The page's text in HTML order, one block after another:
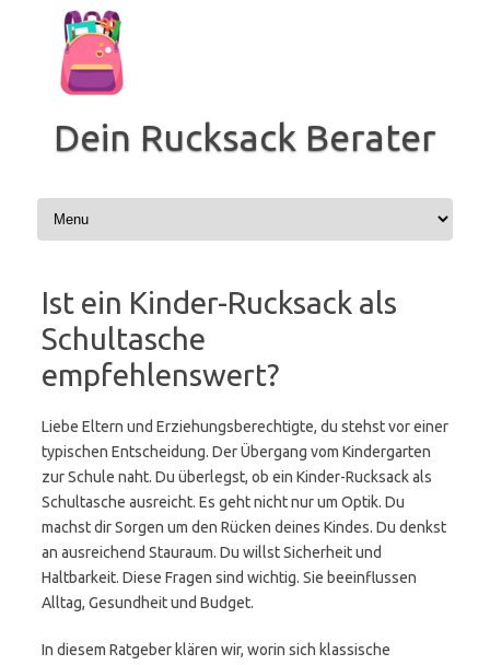
springen
Dein Rucksack Berater
Ist ein Kinder-Rucksack als
Schultasche
empfehlenswert?
Liebe Eltern und Erziehungsberechtigte, du stehst vor einer
typischen Entscheidung. Der Übergang vom Kindergarten
zur Schule naht. Du überlegst, ob ein Kinder-Rucksack als
Schultasche ausreicht. Es geht nicht nur um Optik. Du
machst dir Sorgen um den Rücken deines Kindes. Du denkst
an ausreichend Stauraum. Du willst Sicherheit und
Haltbarkeit. Diese Fragen sind wichtig. Sie beeinflussen
Alltag, Gesundheit und Budget.
In diesem Ratgeber klären wir, worin sich klassische